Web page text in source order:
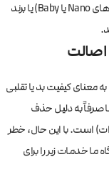
مطرحی مثل Uwell (سری Caliburn) و Lost Vape (سری‌های Nano یا Baby) یا برند
که قیمت پایینِ ویپ تا 1 میلیون، به معنای کیفیت بد یا تقلبی
صرفاً به دلیل حذف
است. با این حال، خطر
ما خدمات زیر را برای